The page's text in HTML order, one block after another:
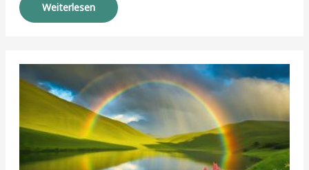
Weiterlesen